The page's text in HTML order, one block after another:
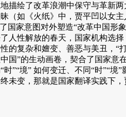
描绘了改革浪潮中保守与革新
（如《火纸》中，贾平凹以女
国家意图对外塑造“改革中国
人性解放的春天，国家机构选
的复杂和嬗变、善恶与美丑，
国”的生动画卷，契合了国家
”“境” 如何变迁、不同“时”“
未变，那就是国家翻译实践下